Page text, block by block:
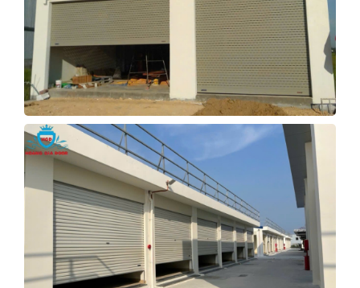
Xem Tiếp
CỬA CUỐN TẤM LIỀN KÉO TAY
QUẢNG NGÃI
Xem Tiếp